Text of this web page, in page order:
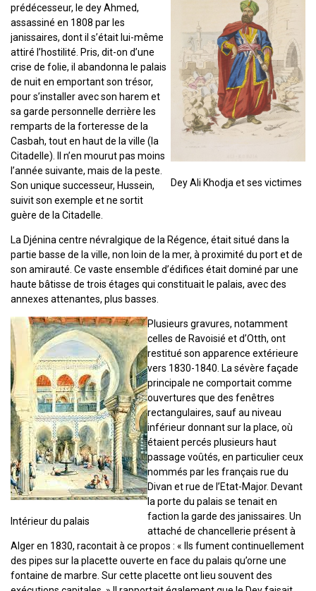
Dey Ali Khodja et ses victimes
prédécesseur, le dey Ahmed,
assassiné en 1808 par les
janissaires, dont il s’était lui-même
attiré l’hostilité. Pris, dit-on d’une
crise de folie, il abandonna le palais
de nuit en emportant son trésor,
pour s’installer avec son harem et
sa garde personnelle derrière les
remparts de la forteresse de la
Casbah, tout en haut de la ville (la
Citadelle). Il n’en mourut pas moins
l’année suivante, mais de la peste.
Son unique successeur, Hussein,
suivit son exemple et ne sortit
guère de la Citadelle.
La Djénina centre névralgique de la Régence, était situé dans la
partie basse de la ville, non loin de la mer, à proximité du port et de
son amirauté. Ce vaste ensemble d’édifices était dominé par une
haute bâtisse de trois étages qui constituait le palais, avec des
annexes attenantes, plus basses.
Intérieur du palais
Plusieurs gravures, notamment
celles de Ravoisié et d’Otth, ont
restitué son apparence extérieure
vers 1830-1840. La sévère façade
principale ne comportait comme
ouvertures que des fenêtres
rectangulaires, sauf au niveau
inférieur donnant sur la place, où
étaient percés plusieurs haut
passage voûtés, en particulier ceux
nommés par les français rue du
Divan et rue de l’Etat-Major. Devant
la porte du palais se tenait en
faction la garde des janissaires. Un
attaché de chancellerie présent à
Alger en 1830, racontait à ce propos : « Ils fument continuellement
des pipes sur la placette ouverte en face du palais qu’orne une
fontaine de marbre. Sur cette placette ont lieu souvent des